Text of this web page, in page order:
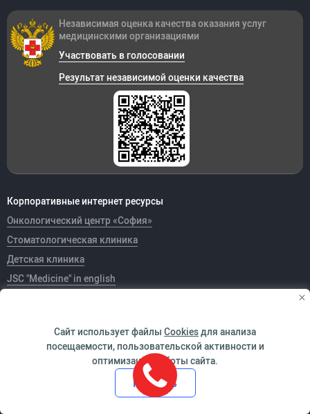
Корпоративные интернет ресурсы
Онкологический центр «София»
Стоматологическая клиника
Детская клиника
JSC "Medicine" in english
Благотворительный фонд «Врачебное братство»
Независимая оценка качества оказания услуг
медицинскими организациями
Участвовать в голосовании
Результат независимой оценки качества
Сайт использует файлы Cookiesдля анализа
посещаемости, пользовательской активности и
оптимизации работы сайта.
Принять